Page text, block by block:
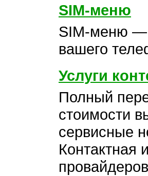
SIM-меню
SIM-меню —
вашего
Услуги
Полный
стоимости
сервисные
Контактная